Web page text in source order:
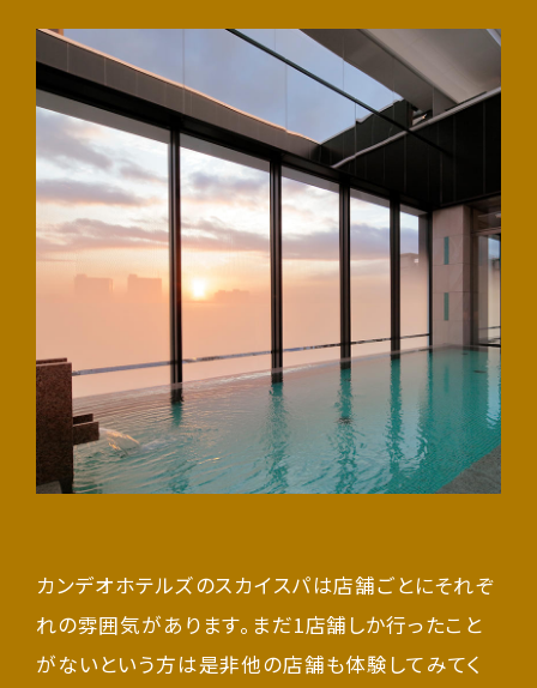
カンデオホテルズのスカイスパは店舗ごとにそれぞ
れの雰囲気があります。まだ1店舗しか行ったこと
がないという方は是非他の店舗も体験してみてく